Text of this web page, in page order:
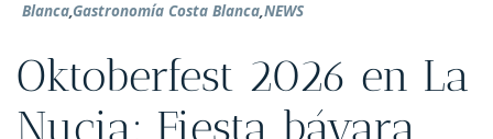
Blanca,Gastronomía Costa Blanca,NEWS
Oktoberfest 2026 en La
Nucia: Fiesta bávara